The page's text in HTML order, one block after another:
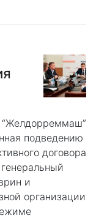
подведению
договора
и
организации